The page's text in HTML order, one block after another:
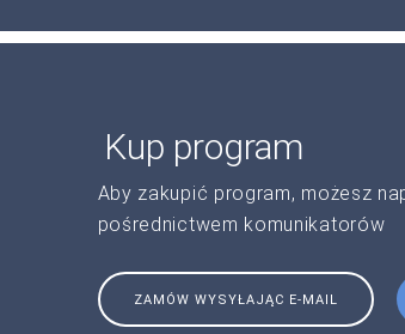
Kup program
Aby zakupić program, możesz
pośrednictwem komunikatorów
ZAMÓW WYSYŁAJĄC E-MAIL